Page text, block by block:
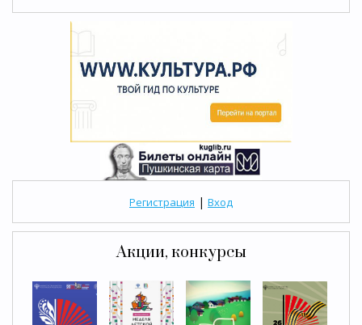
Регистрация | Вход
Акции, конкурсы